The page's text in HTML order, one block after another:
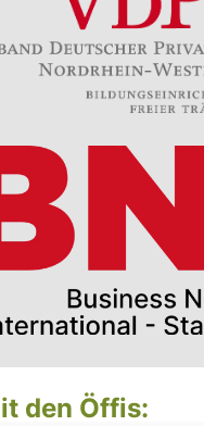
den Öffis: